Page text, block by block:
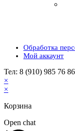
Обработка
Мой аккаунт
Тел: 8 (910) 985 76 86
×
×
Корзина
Open chat